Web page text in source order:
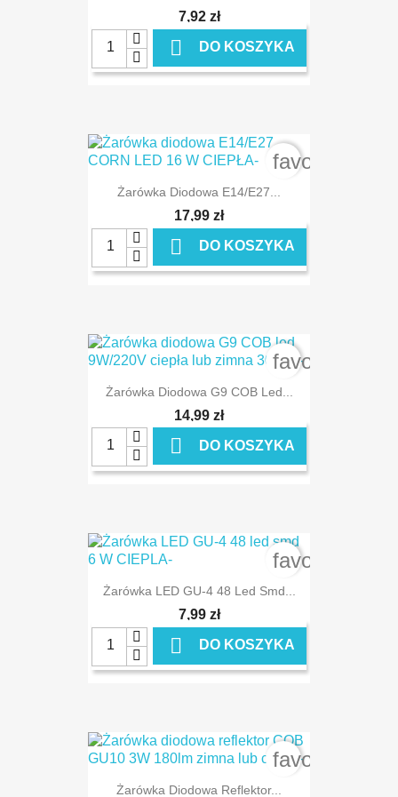
7,92 zł
 DO KOSZYKA
Żarówka Diodowa E14/E27...
17,99 zł
 DO KOSZYKA
Żarówka Diodowa G9 COB Led...
14,99 zł
 DO KOSZYKA
Żarówka LED GU-4 48 Led Smd...
7,99 zł
 DO KOSZYKA
Żarówka Diodowa Reflektor...